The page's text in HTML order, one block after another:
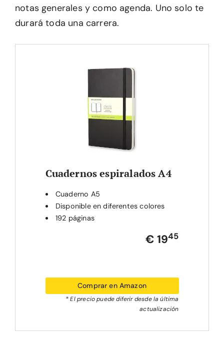
notas generales y como agenda. Uno solo te
durará toda una carrera.
Cuadernos espiralados A4
Cuaderno A5
Disponible en diferentes colores
192 páginas
€ 1945
Comprar en Amazon
* El precio puede diferir desde la última
actualización